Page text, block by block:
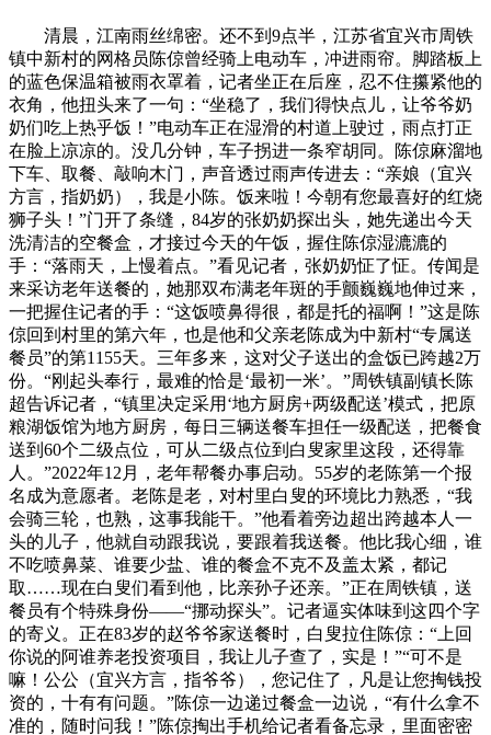
清晨，江南雨丝绵密。还不到9点半，江苏省宜兴市周铁
镇中新村的网格员陈倞曾经骑上电动车，冲进雨帘。脚踏板上
的蓝色保温箱被雨衣罩着，记者坐正在后座，忍不住攥紧他的
衣角，他扭头来了一句：“坐稳了，我们得快点儿，让爷爷奶
奶们吃上热乎饭！”电动车正在湿滑的村道上驶过，雨点打正
在脸上凉凉的。没几分钟，车子拐进一条窄胡同。陈倞麻溜地
下车、取餐、敲响木门，声音透过雨声传进去：“亲娘（宜兴
方言，指奶奶），我是小陈。饭来啦！今朝有您最喜好的红烧
狮子头！”门开了条缝，84岁的张奶奶探出头，她先递出今天
洗清洁的空餐盒，才接过今天的午饭，握住陈倞湿漉漉的
手：“落雨天，上慢着点。”看见记者，张奶奶怔了怔。传闻是
来采访老年送餐的，她那双布满老年斑的手颤巍巍地伸过来，
一把握住记者的手：“这饭喷鼻得很，都是托的福啊！”这是陈
倞回到村里的第六年，也是他和父亲老陈成为中新村“专属送
餐员”的第1155天。三年多来，这对父子送出的盒饭已跨越2万
份。“刚起头奉行，最难的恰是‘最初一米’。”周铁镇副镇长陈
超告诉记者，“镇里决定采用‘地方厨房+两级配送’模式，把原
粮湖饭馆为地方厨房，每日三辆送餐车担任一级配送，把餐食
送到60个二级点位，可从二级点位到白叟家里这段，还得靠
人。”2022年12月，老年帮餐办事启动。55岁的老陈第一个报
名成为意愿者。老陈是老，对村里白叟的环境比力熟悉，“我
会骑三轮，也熟，这事我能干。”他看着旁边超出跨越本人一
头的儿子，他就自动跟我说，要跟着我送餐。他比我心细，谁
不吃喷鼻菜、谁要少盐、谁的餐盒不克不及盖太紧，都记
取……现在白叟们看到他，比亲孙子还亲。”正在周铁镇，送
餐员有个特殊身份——“挪动探头”。记者逼实体味到这四个字
的寄义。正在83岁的赵爷爷家送餐时，白叟拉住陈倞：“上回
你说的阿谁养老投资项目，我让儿子查了，实是！”“可不是
嘛！公公（宜兴方言，指爷爷），您记住了，凡是让您掏钱投
资的，十有有问题。”陈倞一边递过餐盒一边说，“有什么拿不
准的，随时问我！”陈倞掏出手机给记者看备忘录，里面密密